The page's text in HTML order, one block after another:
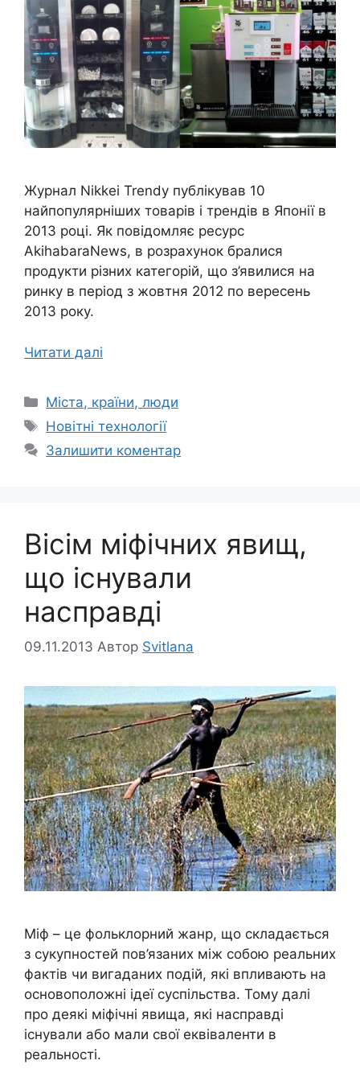
Журнал Nikkei Trendy публікував 10
найпопулярніших товарів і трендів в Японії в
2013 році. Як повідомляє ресурс
AkihabaraNews, в розрахунок бралися
продукти різних категорій, що з’явилися на
ринку в період з жовтня 2012 по вересень
2013 року.
Читати далі
Категорії
Міста, країни, люди
Позначки
Новітні технології
Залишити коментар
Вісім міфічних явищ,
що існували
насправді
09.11.2013 Автор Svitlana
Міф – це фольклорний жанр, що складається
з сукупностей пов’язаних між собою реальних
фактів чи вигаданих подій, які впливають на
основоположні ідеї суспільства. Тому далі
про деякі міфічні явища, які насправді
існували або мали свої еквіваленти в
реальності.